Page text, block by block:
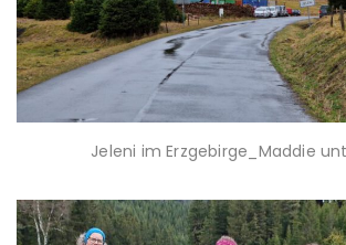
Jeleni im Erzgebirge_Maddie